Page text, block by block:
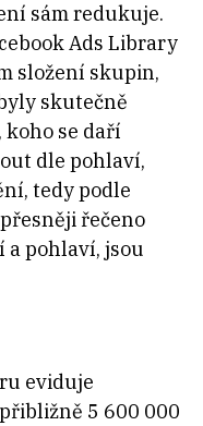
sám redukuje.
Ads Library
složení skupin,
skutečně
koho se daří
dle pohlaví,
tedy podle
řečeno
a pohlaví, jsou
eviduje
5 600 000